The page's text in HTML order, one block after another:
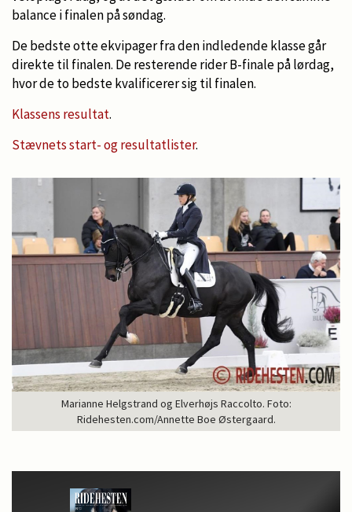
balance i finalen på søndag.
De bedste otte ekvipager fra den indledende klasse går
direkte til finalen. De resterende rider B-finale på lørdag,
hvor de to bedste kvalificerer sig til finalen.
Klassens resultat.
Stævnets start- og resultatlister.
Marianne Helgstrand og Elverhøjs Raccolto. Foto:
Ridehesten.com/Annette Boe Østergaard.